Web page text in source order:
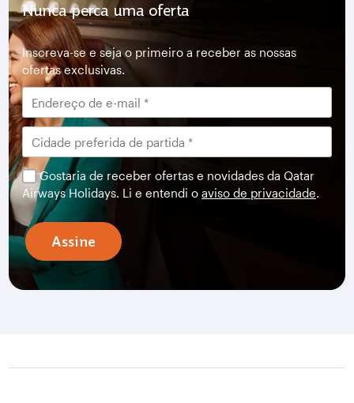
Nunca perca uma oferta
Inscreva-se e seja o primeiro a receber as nossas
ofertas exclusivas.
Gostaria de receber ofertas e novidades da Qatar
Airways Holidays. Li e entendi oaviso de privacidade.
Assine